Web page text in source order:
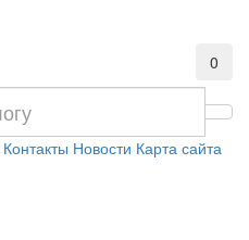
0
Контакты Новости Карта сайта